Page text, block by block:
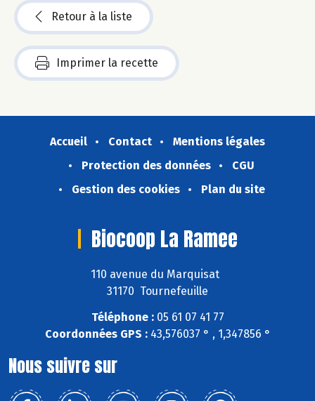
Retour à la liste
Imprimer la recette
Accueil Contact
Mentions légales
Protection des données
CGU
Gestion des cookies
Plan du site
Biocoop La Ramee
110 avenue du Marquisat
31170 Tournefeuille
Téléphone :05 61 07 41 77
Coordonnées GPS :43,576037 ° , 1,347856 °
Nous suivre sur